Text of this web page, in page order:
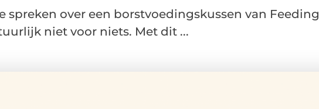
spreken over een borstvoedingskussen van Feeding
niet voor niets. Met dit ...